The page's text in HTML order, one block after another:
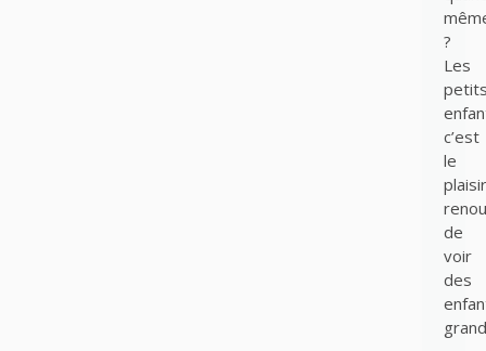
?
Les
c’est
le
plaisir
de
voir
des